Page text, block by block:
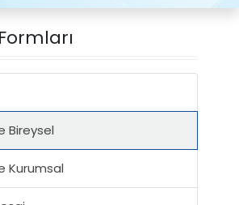
Bireysel
Kurumsal